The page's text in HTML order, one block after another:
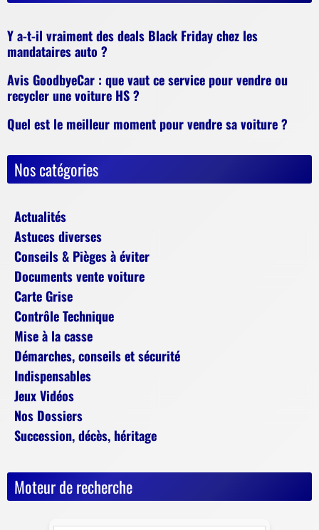
Y a-t-il vraiment des deals Black Friday chez les
mandataires auto ?
Avis GoodbyeCar : que vaut ce service pour vendre ou
recycler une voiture HS ?
Quel est le meilleur moment pour vendre sa voiture ?
Nos catégories
Actualités
Astuces diverses
Conseils & Pièges à éviter
Documents vente voiture
Carte Grise
Contrôle Technique
Mise à la casse
Démarches, conseils et sécurité
Indispensables
Jeux Vidéos
Nos Dossiers
Succession, décès, héritage
Moteur de recherche